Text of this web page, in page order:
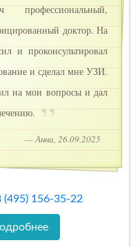
доктор. На
и проконсультировал
и сделал мне УЗИ.
на мои вопросы и дал
— Анна, 26.09.2025
(495) 156-35-22